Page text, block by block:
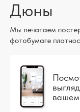
Дюны
Мы печатаем
фотобумаге